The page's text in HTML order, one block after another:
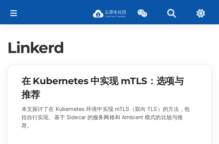
Linkerd
在 Kubernetes 中实现 mTLS：选项与
推荐
本文探讨了在 Kubernetes 环境中实现 mTLS（双向 TLS）的方法，包
括自行实现、基于 Sidecar 的服务网格和 Ambient 模式的比较与推
荐。